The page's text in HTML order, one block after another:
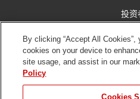
投资
与我们
By clicking “Accept All
cookies on your device to
site usage, and assist in our
Policy
Cookies